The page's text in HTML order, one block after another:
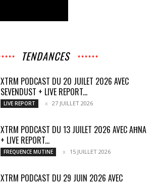
TENDANCES
XTRM PODCAST DU 20 JUILET 2026 AVEC
SEVENDUST + LIVE REPORT...
LIVE REPORT 27 JUILLET 2026
XTRM PODCAST DU 13 JUILET 2026 AVEC AĦNA
+ LIVE REPORT...
FREQUENCE MUTINE 15 JUILLET 2026
XTRM PODCAST DU 29 JUIN 2026 AVEC